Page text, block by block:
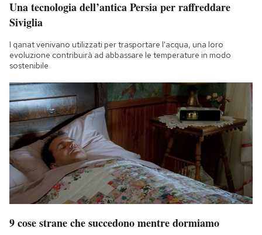
Una tecnologia dell’antica Persia per raffreddare
Siviglia
I qanat venivano utilizzati per trasportare l'acqua, una loro
evoluzione contribuirà ad abbassare le temperature in modo
sostenibile
9 cose strane che succedono mentre dormiamo